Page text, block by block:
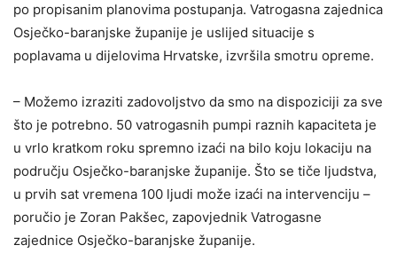
po propisanim planovima postupanja. Vatrogasna zajednica
Osječko-baranjske županije je uslijed situacije s
poplavama u dijelovima Hrvatske, izvršila smotru opreme.
– Možemo izraziti zadovoljstvo da smo na dispoziciji za sve
što je potrebno. 50 vatrogasnih pumpi raznih kapaciteta je
u vrlo kratkom roku spremno izaći na bilo koju lokaciju na
području Osječko-baranjske županije. Što se tiče ljudstva,
u prvih sat vremena 100 ljudi može izaći na intervenciju –
poručio je Zoran Pakšec, zapovjednik Vatrogasne
zajednice Osječko-baranjske županije.